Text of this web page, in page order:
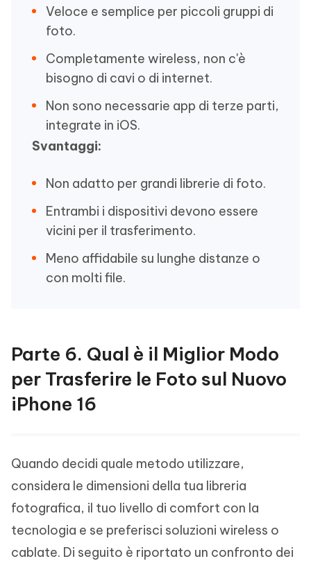
Veloce e semplice per piccoli gruppi di
foto.
Completamente wireless, non c'è
bisogno di cavi o di internet.
Non sono necessarie app di terze parti,
integrate in iOS.
Svantaggi:
Non adatto per grandi librerie di foto.
Entrambi i dispositivi devono essere
vicini per il trasferimento.
Meno affidabile su lunghe distanze o
con molti file.
Parte 6. Qual è il Miglior Modo
per Trasferire le Foto sul Nuovo
iPhone 16
Quando decidi quale metodo utilizzare,
considera le dimensioni della tua libreria
fotografica, il tuo livello di comfort con la
tecnologia e se preferisci soluzioni wireless o
cablate. Di seguito è riportato un confronto dei